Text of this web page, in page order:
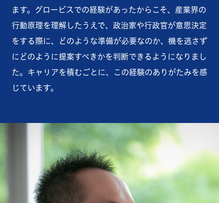
ます。グロービスでの経験があったからこそ、産業界の
行動原理を理解したうえで、政治家や行政官が意思決定
をする際に、どのような準備が必要なのか、機を逃さず
にどのように提案すべきかを判断できるようになりまし
た。キャリアを積むごとに、この経験のありがたみを感
じています。